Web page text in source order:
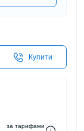
Купити
за тарифами